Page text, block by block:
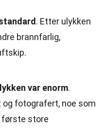
. Etter ulykken
brannfarlig,
var enorm.
fotografert, noe som
første store